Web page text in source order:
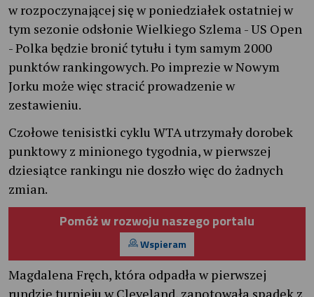
w rozpoczynającej się w poniedziałek ostatniej w
tym sezonie odsłonie Wielkiego Szlema - US Open
- Polka będzie bronić tytułu i tym samym 2000
punktów rankingowych. Po imprezie w Nowym
Jorku może więc stracić prowadzenie w
zestawieniu.
Czołowe tenisistki cyklu WTA utrzymały dorobek
punktowy z minionego tygodnia, w pierwszej
dziesiątce rankingu nie doszło więc do żadnych
zmian.
Pomóż w rozwoju naszego portalu
Wspieram
Magdalena Fręch, która odpadła w pierwszej
rundzie turnieju w Cleveland, zanotowała spadek z